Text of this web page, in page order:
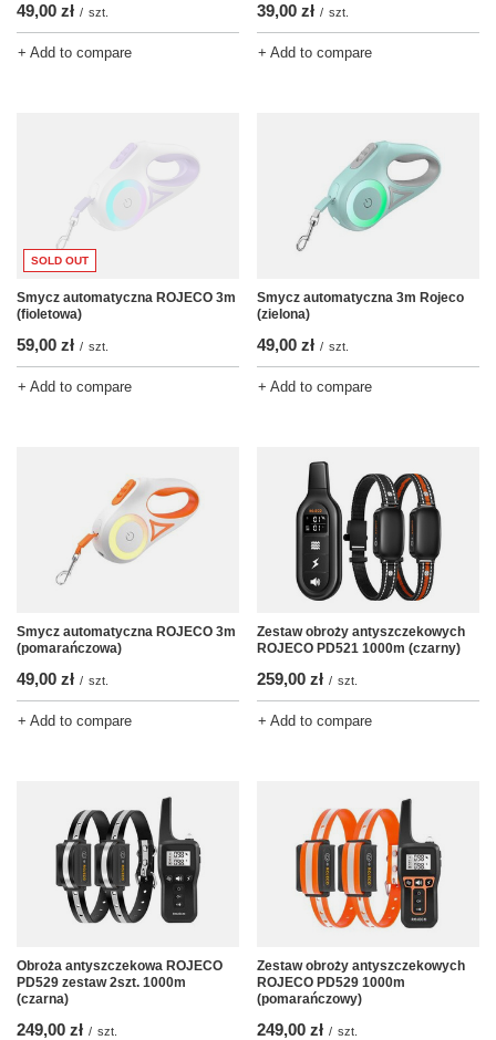
49,00 zł / szt.
+ Add to compare
39,00 zł / szt.
+ Add to compare
SOLD OUT
Smycz automatyczna ROJECO 3m
(fioletowa)
59,00 zł / szt.
+ Add to compare
Smycz automatyczna 3m Rojeco
(zielona)
49,00 zł / szt.
+ Add to compare
Smycz automatyczna ROJECO 3m
(pomarańczowa)
49,00 zł / szt.
+ Add to compare
Zestaw obroży antyszczekowych
ROJECO PD521 1000m (czarny)
259,00 zł / szt.
+ Add to compare
Obroża antyszczekowa ROJECO
PD529 zestaw 2szt. 1000m
(czarna)
249,00 zł / szt.
Zestaw obroży antyszczekowych
ROJECO PD529 1000m
(pomarańczowy)
249,00 zł / szt.